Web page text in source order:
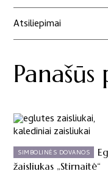
Atsiliepimai
SIMBOLINĖS DOVANOS
žaisliukas „Stirnaitė“